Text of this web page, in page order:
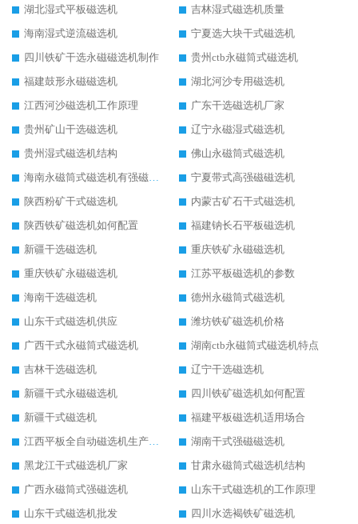
湖北湿式平板磁选机
吉林湿式磁选机质量
海南湿式逆流磁选机
宁夏选大块干式磁选机
四川铁矿干选永磁磁选机制作
贵州ctb永磁筒式磁选机
福建鼓形永磁磁选机
湖北河沙专用磁选机
江西河沙磁选机工作原理
广东干选磁选机厂家
贵州矿山干选磁选机
辽宁永磁湿式磁选机
贵州湿式磁选机结构
佛山永磁筒式磁选机
宁夏带式高强磁磁选机
陕西粉矿干式磁选机
内蒙古矿石干式磁选机
陕西铁矿磁选机如何配置
福建钠长石平板磁选机
新疆干选磁选机
重庆铁矿永磁磁选机
重庆铁矿永磁磁选机
江苏平板磁选机的参数
海南干选磁选机
德州永磁筒式磁选机
山东干式磁选机供应
潍坊铁矿磁选机价格
广西干式永磁筒式磁选机
湖南ctb永磁筒式磁选机特点
吉林干选磁选机
辽宁干选磁选机
新疆干式永磁磁选机
四川铁矿磁选机如何配置
新疆干式磁选机
福建平板磁选机适用场合
湖南干式强磁磁选机
黑龙江干式磁选机厂家
甘肃永磁筒式磁选机结构
广西永磁筒式强磁选机
山东干式磁选机的工作原理
山东干式磁选机批发
四川水选褐铁矿磁选机